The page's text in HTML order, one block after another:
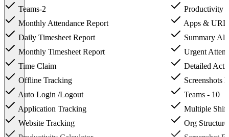
Teams-2
Monthly Attendance Report
Daily Timesheet Report
Monthly Timesheet Report
Time Claim
Offline Tracking
Auto Login /Logout
Application Tracking
Website Tracking
Productivity
Apps &
Summary
Urgent
Detailed
Screenshots
Teams - 10
Multiple
Org